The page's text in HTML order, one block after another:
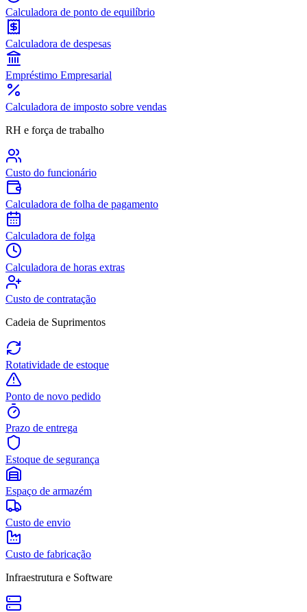
Calculadora de ponto de equilíbrio
Calculadora de despesas
Empréstimo Empresarial
Calculadora de imposto sobre vendas
RH e força de trabalho
Custo do funcionário
Calculadora de folha de pagamento
Calculadora de folga
Calculadora de horas extras
Custo de contratação
Cadeia de Suprimentos
Rotatividade de estoque
Ponto de novo pedido
Prazo de entrega
Estoque de segurança
Espaço de armazém
Custo de envio
Custo de fabricação
Infraestrutura e Software